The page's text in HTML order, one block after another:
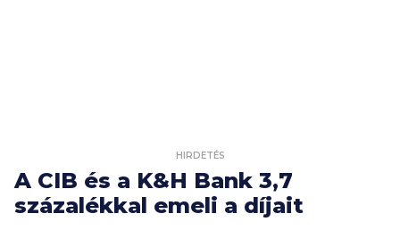
HIRDETÉS
A CIB és a K&H Bank 3,7
százalékkal emeli a díjait